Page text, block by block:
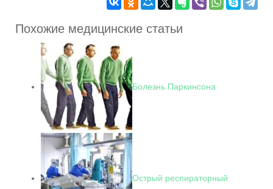
Похожие медицинские статьи
Болезнь Паркинсона
Острый респираторный